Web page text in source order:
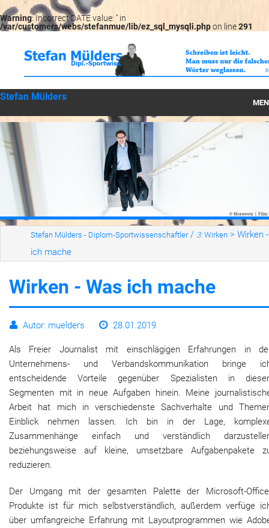
Warning: Incorrect DATE value: '' in
/var/customers/webs/stefanmue/lib/ez_sql_mysqli.phpon line291
Stefan Mülders
Startseite
Können
Wirken
Werte
LesBar
Serien
Leben
Stefan Mülders - Diplom-Sportwissenschaftler / 3:Wirken > Wirken
ich mache
Wirken - Was ich mache
Autor: muelders 28.01.2019
Als Freier Journalist mit einschlägigen Erfahrungen in
Unternehmens- und Verbandskommunikation bringe
entscheidende Vorteile gegenüber Spezialisten in
Segmenten mit in neue Aufgaben hinein. Meine
Arbeit hat mich in verschiedenste Sachverhalte und
Einblick nehmen lassen. Ich bin in der Lage,
Zusammenhänge einfach und verständlich
beziehungsweise auf kleine, umsetzbare Aufgabenpakete
reduzieren.
Der Umgang mit der gesamten Palette der Microsoft-
Produkte ist für mich selbstverständlich, außerdem verfüge
über umfangreiche Erfahrung mit Layoutprogrammen wie